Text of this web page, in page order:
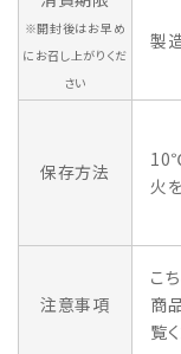
※開封後はお早め
にお召し上がりくだ
さい
製
保存方法
火
注意事項
こ
商
覧